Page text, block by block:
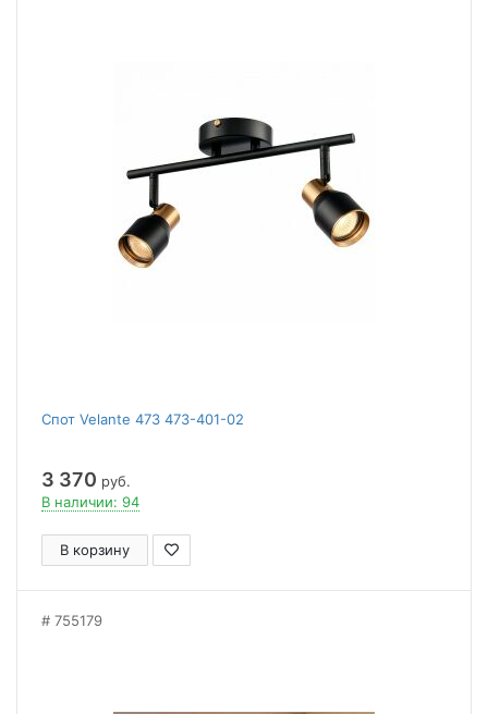
Спот Velante 473 473-401-02
3 370 руб.
В наличии: 94
В корзину
755179